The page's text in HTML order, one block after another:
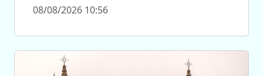
08/08/2026 10:56